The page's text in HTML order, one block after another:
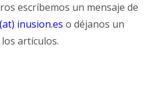
escríbemos un mensaje de
inusion.es o déjanos un
artículos.